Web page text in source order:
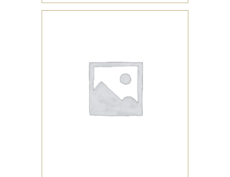
NON CATÉGORISÉ
LIRE LA SUITE